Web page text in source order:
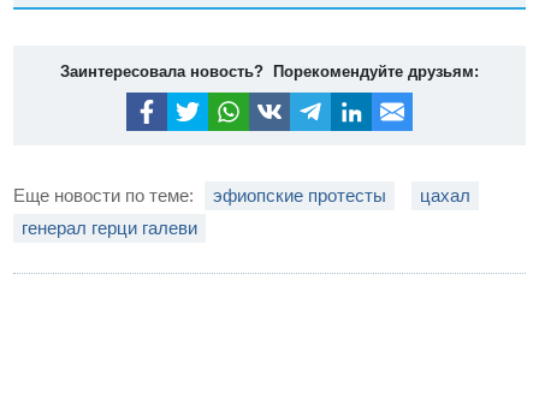
Заинтересовала новость? Порекомендуйте друзьям:
Еще новости по теме: эфиопские протесты
цахал
генерал герци галеви